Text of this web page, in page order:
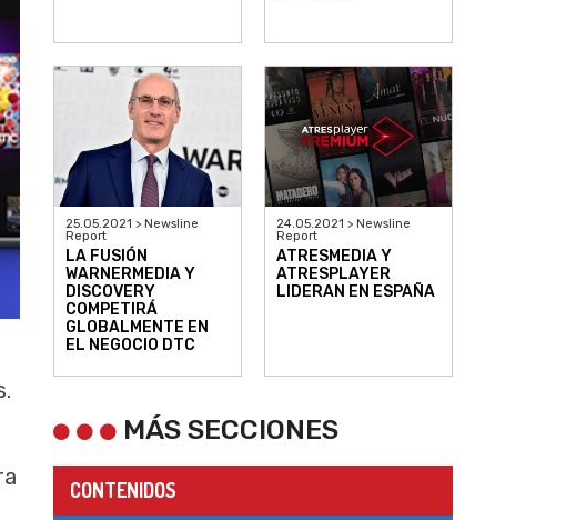
25.05.2021 > Newsline
Report
LA FUSIÓN
WARNERMEDIA Y
DISCOVERY
COMPETIRÁ
GLOBALMENTE EN
EL NEGOCIO DTC
24.05.2021 > Newsline
Report
ATRESMEDIA Y
ATRESPLAYER
LIDERAN EN ESPAÑA
MÁS SECCIONES
CONTENIDOS